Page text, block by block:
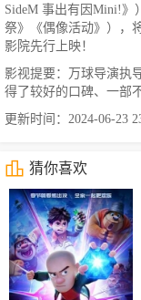
SideM 事出有因Mini!》
祭》《偶像活动》），
影院先行上映！
影视提要：万球导演执
得了较好的口碑、一部
更新时间：2024-06-23
猜你喜欢